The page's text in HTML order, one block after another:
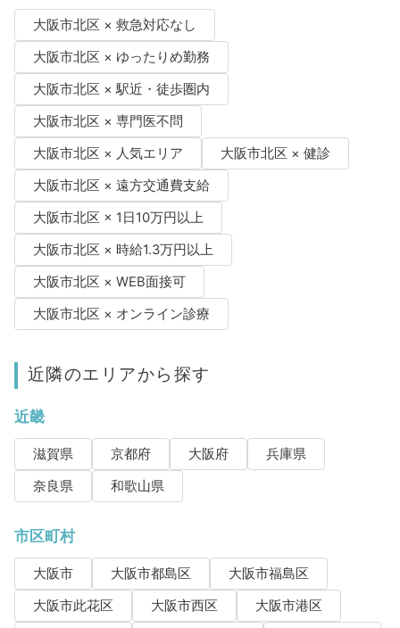
大阪市北区 × 救急対応なし
大阪市北区 × ゆったりめ勤務
大阪市北区 × 駅近・徒歩圏内
大阪市北区 × 専門医不問
大阪市北区 × 人気エリア
大阪市北区 × 健診
大阪市北区 × 遠方交通費支給
大阪市北区 × 1日10万円以上
大阪市北区 × 時給1.3万円以上
大阪市北区 × WEB面接可
大阪市北区 × オンライン診療
近隣のエリアから探す
近畿
滋賀県 京都府 大阪府
兵庫県
奈良県
和歌山県
市区町村
大阪市 大阪市都島区
大阪市福島区
大阪市此花区
大阪市西区
大阪市港区